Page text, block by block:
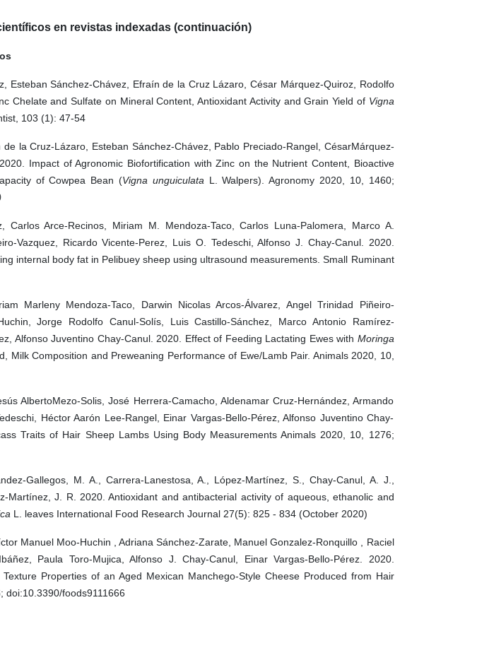
en revistas indexadas (continuación)
Esteban Sánchez-Chávez, Efraín de la Cruz Lázaro, César Márquez-Quiroz, Rodolfo
Chelate and Sulfate on Mineral Content, Antioxidant Activity and Grain Yield of Vigna
103 (1): 47-54
la Cruz-Lázaro, Esteban Sánchez-Chávez, Pablo Preciado-Rangel, CésarMárquez-
Impact of Agronomic Biofortification with Zinc on the Nutrient Content, Bioactive
of Cowpea Bean (Vigna unguiculata L. Walpers). Agronomy 2020, 10, 1460;
Carlos Arce-Recinos, Miriam M. Mendoza-Taco, Carlos Luna-Palomera, Marco A.
Vazquez, Ricardo Vicente-Perez, Luis O. Tedeschi, Alfonso J. Chay-Canul. 2020.
internal body fat in Pelibuey sheep using ultrasound measurements. Small Ruminant
Marleny Mendoza-Taco, Darwin Nicolas Arcos-Álvarez, Angel Trinidad Piñeiro-
Jorge Rodolfo Canul-Solís, Luis Castillo-Sánchez, Marco Antonio Ramírez-
Alfonso Juventino Chay-Canul. 2020. Effect of Feeding Lactating Ewes with Moringa
Milk Composition and Preweaning Performance of Ewe/Lamb Pair. Animals 2020, 10,
AlbertoMezo-Solis, José Herrera-Camacho, Aldenamar Cruz-Hernández, Armando
Héctor Aarón Lee-Rangel, Einar Vargas-Bello-Pérez, Alfonso Juventino Chay-
Traits of Hair Sheep Lambs Using Body Measurements Animals 2020, 10, 1276;
Gallegos, M. A., Carrera-Lanestosa, A., López-Martínez, S., Chay-Canul, A. J.,
Martínez, J. R. 2020. Antioxidant and antibacterial activity of aqueous, ethanolic and
L. leaves International Food Research Journal 27(5): 825 - 834 (October 2020)
Manuel Moo-Huchin , Adriana Sánchez-Zarate, Manuel Gonzalez-Ronquillo , Raciel
Paula Toro-Mujica, Alfonso J. Chay-Canul, Einar Vargas-Bello-Pérez. 2020.
Texture Properties of an Aged Mexican Manchego-Style Cheese Produced from Hair
doi:10.3390/foods9111666